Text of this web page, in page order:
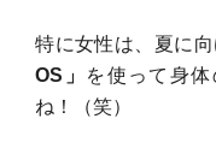
特に女性は、夏に
OS」
を使って身
ね！（笑）